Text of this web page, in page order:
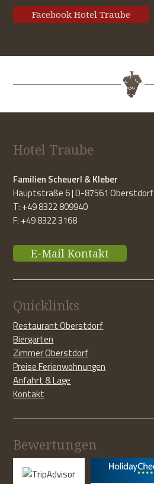
Facebook Hotel Traube
Hotel Traube
Familien Scheuerl & Kleber
Hauptstraße 6 | D-87561 Oberstdorf
T: +49 8322 809940
F: +49 8322 3168
E-Mail Kontakt
Quicklinks
Restaurant Oberstdorf
Biergarten
Zimmer Oberstdorf
Preise Ferienwohnungen
Anfahrt & Lage
Kontakt
Bewertungen